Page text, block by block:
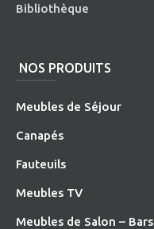
Bibliothèque
NOS PRODUITS
Meubles de Séjour
Canapés
Fauteuils
Meubles TV
Meubles de Salon – Bars